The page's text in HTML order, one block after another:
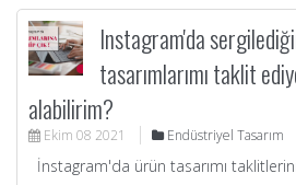
Instagram'da
tasarımlarımı taklit
alabilirim?
Ekim 08 2021 Endüstriyel Tasarım
İnstagram'da ürün tasarımı